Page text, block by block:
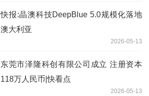
快报:晶澳科技DeepBlue 5.0规模化落地
澳大利亚
2026-05-13
东莞市泽隆科创有限公司成立 注册资本
118万人民币|快看点
2026-05-13